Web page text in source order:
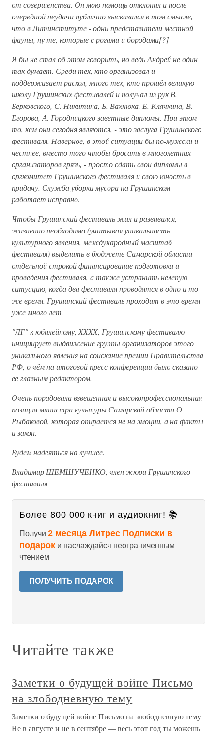
от совершенства. Он мою помощь отклонил и после
очередной неудачи публично высказался в том смысле,
что в Литинституте - одни представители местной
фауны, ну те, которые с рогами и бородами[?]
Я бы не стал об этом говорить, но ведь Андрей не один
так думает. Среди тех, кто организовал и
поддерживает раскол, много тех, кто прошёл великую
школу Грушинских фестивалей и получал из рук В.
Берковского, С. Никитина, Б. Вахнюка, Е. Клячкина, В.
Егорова, А. Городницкого заветные дипломы. При этом
то, кем они сегодня являются, - это заслуга Грушинского
фестиваля. Наверное, в этой ситуации бы по-мужски и
честнее, вместо того чтобы бросать в многолетних
организаторов грязь, - просто сдать свои дипломы в
оргкомитет Грушинского фестиваля и свою юность в
придачу. Служба уборки мусора на Грушинском
работает исправно.
Чтобы Грушинский фестиваль жил и развивался,
жизненно необходимо (учитывая уникальность
культурного явления, международный масштаб
фестиваля) выделить в бюджете Самарской области
отдельной строкой финансирование подготовки и
проведения фестиваля, а также устранить нелепую
ситуацию, когда два фестиваля проводятся в одно и то
же время. Грушинский фестиваль проходит в это время
уже много лет.
"ЛГ" к юбилейному, XXXX, Грушинскому фестивалю
инициирует выдвижение группы организаторов этого
уникального явления на соискание премии Правительства
РФ, о чём на итоговой пресс-конференции было сказано
её главным редактором.
Очень порадовала взвешенная и высокопрофессиональная
позиция министра культуры Самарской области О.
Рыбаковой, которая опирается не на эмоции, а на факты
и закон.
Будем надеяться на лучшее.
Владимир ШЕМШУЧЕНКО, член жюри Грушинского
фестиваля
Более 800 000 книг и аудиокниг! 📚
Получи 2 месяца Литрес Подписки в
подарок и наслаждайся неограниченным
чтением
ПОЛУЧИТЬ ПОДАРОК
Читайте также
Заметки о будущей войне Письмо
на злободневную тему
Заметки о будущей войне Письмо на злободневную тему
Не в августе и не в сентябре — весь этот год ты можешь